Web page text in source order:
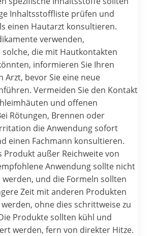
Inhaltsstoffliste prüfen und
einen Hautarzt konsultieren.
verwenden,
die mit Hautkontakten
informieren Sie Ihren
Arzt, bevor Sie eine neue
Vermeiden Sie den Kontakt
und offenen
Rötungen, Brennen oder
die Anwendung sofort
einen Fachmann konsultieren.
Produkt außer Reichweite von
Anwendung sollte nicht
und die Formeln sollten
Zeit mit anderen Produkten
ohne dies schrittweise zu
Produkte sollten kühl und
werden, fern von direkter Hitze.